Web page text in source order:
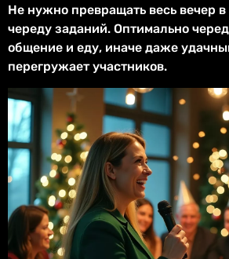
Не нужно превращать весь вечер
череду заданий. Оптимально
общение и еду, иначе даже
перегружает участников.